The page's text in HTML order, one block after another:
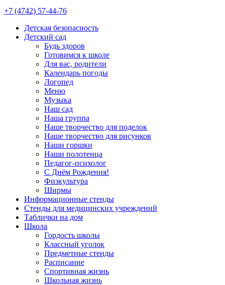
+7 (4742) 57-44-76
Детская безопасность
Детский сад
Будь здоров
Готовимся к школе
Для вас, родители
Календарь погоды
Логопед
Меню
Музыка
Наш сад
Наша группа
Наше творчество для поделок
Наше творчество для рисунков
Наши горшки
Наши полотенца
Педагог-психолог
С Днём Рождения!
Физкультура
Ширмы
Информационные стенды
Стенды для медицинских учреждений
Таблички на дом
Школа
Гордость школы
Классный уголок
Предметные стенды
Расписание
Спортивная жизнь
Школьная жизнь